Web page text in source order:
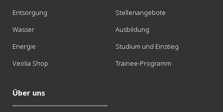
Entsorgung
Wasser
Energie
Veolia Shop
Stellenangebote
Ausbildung
Studium und Einstieg
Trainee-Programm
Über uns